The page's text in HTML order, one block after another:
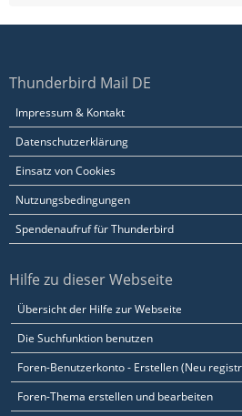
Thunderbird Mail DE
Impressum & Kontakt
Datenschutzerklärung
Einsatz von Cookies
Nutzungsbedingungen
Spendenaufruf für Thunderbird
Hilfe zu dieser Webseite
Übersicht der Hilfe zur Webseite
Die Suchfunktion benutzen
Foren-Benutzerkonto - Erstellen (Neu
Foren-Thema erstellen und bearbeiten